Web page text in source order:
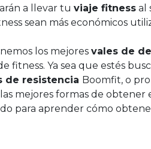
a llevar tu viaje fitness al
sean más económicos
los mejores vales de
fitness. Ya sea que estés
de resistencia Boomfit, o
mejores formas de obtener
para aprender cómo